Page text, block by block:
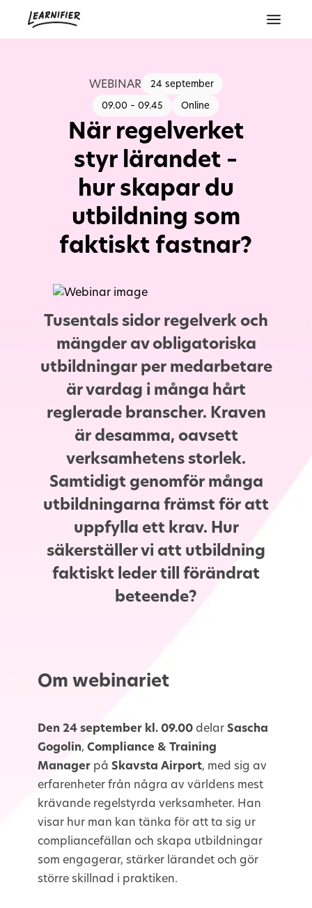
WEBINAR
24 september
09.00 – 09.45
Online
När regelverket
styr lärandet –
hur skapar du
utbildning som
faktiskt fastnar?
Tusentals sidor regelverk och
mängder av obligatoriska
utbildningar per medarbetare
är vardag i många hårt
reglerade branscher. Kraven
är desamma, oavsett
verksamhetens storlek.
Samtidigt genomför många
utbildningarna främst för att
uppfylla ett krav. Hur
säkerställer vi att utbildning
faktiskt leder till förändrat
beteende?
Om webinariet
Den 24 september kl. 09.00delar Sascha
Gogolin,Compliance & Training
Manager på Skavsta Airport, med sig av
erfarenheter från några av världens mest
krävande regelstyrda verksamheter. Han
visar hur man kan tänka för att ta sig ur
compliancefällan och skapa utbildningar
som engagerar, stärker lärandet och gör
större skillnad i praktiken.